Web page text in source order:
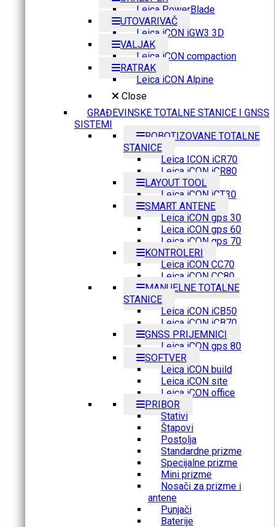
Leica PowerBlade
UTOVARIVAČ
Leica iCON iGW3 3D
VALJAK
Leica iCON compaction
RATRAK
Leica iCON Alpine
Close
GRAĐEVINSKE TOTALNE STANICE I GNSS
SISTEMI
ROBOTIZOVANE TOTALNE
STANICE
Leica ICON iCR70
Leica iCON iCR80
LAYOUT TOOL
Leica iCON iCT30
SMART ANTENE
Leica iCON gps 30
Leica iCON gps 60
Leica iCON gps 70
KONTROLERI
Leica iCON CC70
Leica iCON CC80
MANUELNE TOTALNE
STANICE
Leica iCON iCB50
Leica iCON iCB70
GNSS PRIJEMNICI
Leica iCON gps 80
SOFTVER
Leica iCON build
Leica iCON site
Leica iCON office
PRIBOR
Stativi
Štapovi
Postolja
Standardne prizme
Specijalne prizme
Mini prizme
Nosači za prizme i
antene
Punjači
Baterije